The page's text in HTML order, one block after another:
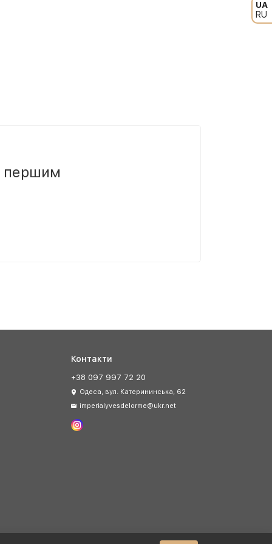
UA
RU
першим
Контакти
+38 097 997 72 20
Одеса, вул. Катерининська, 62
imperialyvesdelorme@ukr.net